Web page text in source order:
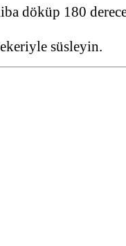
döküp 180
süsleyin.